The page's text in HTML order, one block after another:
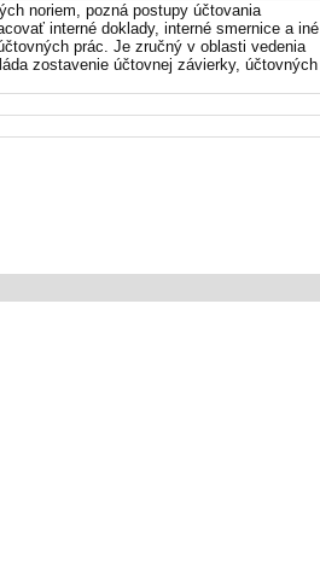
noriem, pozná postupy účtovania
interné doklady, interné smernice a iné
prác. Je zručný v oblasti vedenia
zostavenie účtovnej závierky, účtovných